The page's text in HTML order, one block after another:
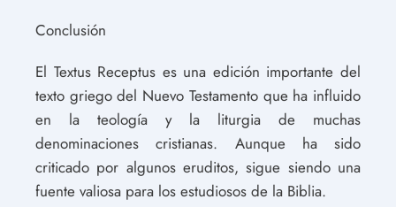
Conclusión
El Textus Receptus es una edición importante del
texto griego del Nuevo Testamento que ha influido
en la teología y la liturgia de muchas
denominaciones cristianas. Aunque ha sido
criticado por algunos eruditos, sigue siendo una
fuente valiosa para los estudiosos de la Biblia.